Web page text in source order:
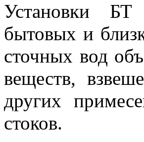
Установки
бытовых и
сточных вод
веществ,
других
стоков.